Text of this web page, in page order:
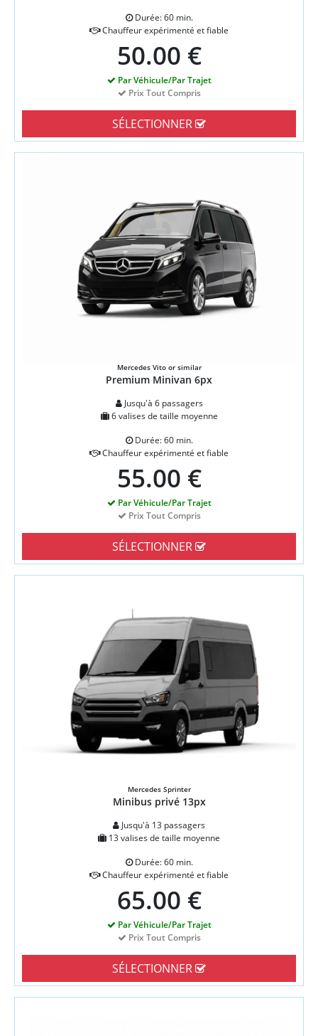
Durée: 60 min.
Chauffeur expérimenté et fiable
50.00 €
Par Véhicule/Par Trajet
Prix Tout Compris
SÉLECTIONNER
Mercedes Vito or similar
Premium Minivan 6px
Jusqu'à 6 passagers
6 valises de taille moyenne
Durée: 60 min.
Chauffeur expérimenté et fiable
55.00 €
Par Véhicule/Par Trajet
Prix Tout Compris
SÉLECTIONNER
Mercedes Sprinter
Minibus privé 13px
Jusqu'à 13 passagers
13 valises de taille moyenne
Durée: 60 min.
Chauffeur expérimenté et fiable
65.00 €
Par Véhicule/Par Trajet
Prix Tout Compris
SÉLECTIONNER